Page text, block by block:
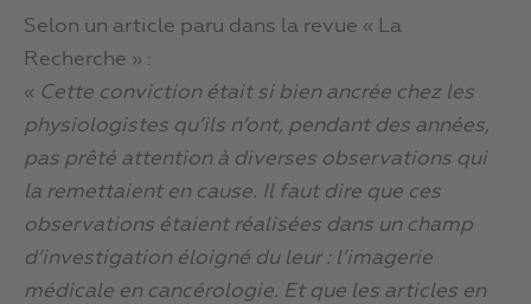
Selon un article paru dans la revue « La
Recherche » :
« Cette conviction était si bien ancrée chez les
physiologistes qu’ils n’ont, pendant des années,
pas prêté attention à diverses observations qui
la remettaient en cause. Il faut dire que ces
observations étaient réalisées dans un champ
d’investigation éloigné du leur : l’imagerie
médicale en cancérologie. Et que les articles en